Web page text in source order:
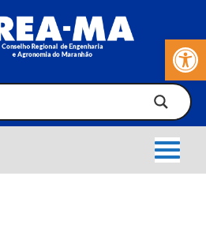
Barra de